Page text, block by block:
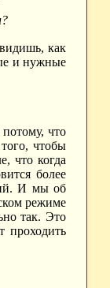
как
и нужные
что
чтобы
что когда
более
И мы об
режиме
так. Это
проходить